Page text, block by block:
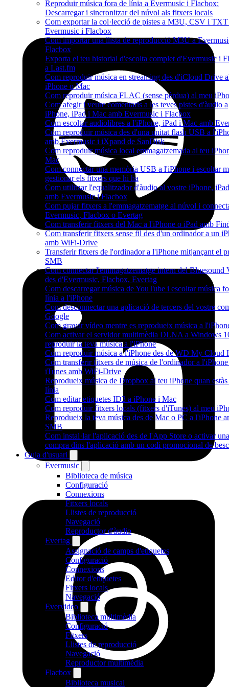
Reproduir música fora de línia a Evermusic i Flacbox:
Descarregar i sincronitzar del núvol als fitxers locals
Com exportar la col·lecció de pistes a M3U, CSV i TXT
Evermusic i Flacbox
Com importar una llista de reproducció M3U a
Flacbox
Exporta el teu historial d'escolta complet d'Evermusic i
a Last.fm
Com reproduir música en streaming des d'iCloud Drive
iPhone o Mac
Com reproduir música FLAC (sense pèrdua) al meu
Com afegir i veure comentaris a les teves pistes d'àudio a
iPhone, iPad i Mac amb Evermusic i Flacbox
Com escoltar audiolibres a l'iPhone, iPad i Mac amb
Com reproduir música des d'una unitat flash USB a
amb Evermusic i iXpand de SanDisk
Com reproduir música local emmagatzemada al teu
Mac
Com connectar una memòria USB a l'iPhone i escoltar
gestionar els fitxers que hi ha
Com utilitzar l'equalitzador d'àudio al vostre iPhone,
amb Evermusic i Flacbox
Com pujar fitxers a l'emmagatzematge al núvol i
Evermusic, Flacbox o Evertag
Com transferir fitxers del Mac a l'iPhone o iPad amb
Com transferir fitxers sense fil des d'un ordinador a un
amb WiFi-Drive
Transferir fitxers de l'ordinador a l'iPhone mitjançant el
SMB
Com connectar l'emmagatzematge intern del
des d'Evermusic, Flacbox, Evertag
Com descarregar música de YouTube i escoltar música
línia a l'iPhone
Com desconnectar una aplicació de tercers del vostre
Google
Com gravar vídeo mentre es reprodueix música a
Com activar el servidor multimèdia DLNA a Windows
reproduir la teva música a l'iPhone
Com reproduir música a l'iPhone des de WD My Cloud
Com transferir fitxers de música de l'ordinador a l'iPhone
iTunes amb WiFi-Drive
Reprodueix música de Dropbox al teu iPhone quan
línia
Com editar etiquetes ID3 a iPhone i Mac
Com reproduir fitxers locals (fitxers d'iTunes) al meu
Reprodueix la teva música des de Mac o PC a l'iPhone
SMB
Com instal·lar l'aplicació des de l'App Store o activar una
compra dins l'aplicació amb un codi promocional de
Guia d'usuari
Evermusic
Biblioteca de música
Configuració
Connexions
Fitxers locals
Llistes de reproducció
Navegació
Reproductor d'àudio
Evertag
Assignació de camps d'etiquetes
Configuració
Connexions
Editor d'etiquetes
Fitxers locals
Navegació
Evervideo
Biblioteca multimèdia
Configuració
Fitxers
Llistes de reproducció
Navegació
Reproductor multimèdia
Flacbox
Biblioteca musical